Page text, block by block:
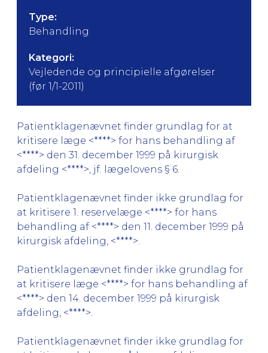
Type:
Behandling
Kategori:
Vejledende og principielle afgørelser
(før 1/1-2011)
Patientklagenævnet finder grundlag for at
kritisere læge <****> for hans behandling af
<****> den 31. december 1999 på kirurgisk
afdeling <****>, jf. lægelovens § 6.
Patientklagenævnet finder ikke grundlag for
at kritisere 1. reservelæge <****> for hans
behandling af <****> den 11. december 1999 på
kirurgisk afdeling, <****>.
Patientklagenævnet finder ikke grundlag for
at kritisere læge <****> for hans behandling af
<****> den 14. december 1999 på kirurgisk
afdeling, <****>.
Patientklagenævnet finder ikke grundlag for